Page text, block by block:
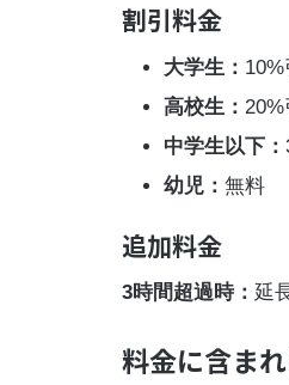
割引料金
大学生： 10%
高校生： 20%
中学生以下：
幼児： 無料
追加料金
3時間超過時： 延
料金に含ま